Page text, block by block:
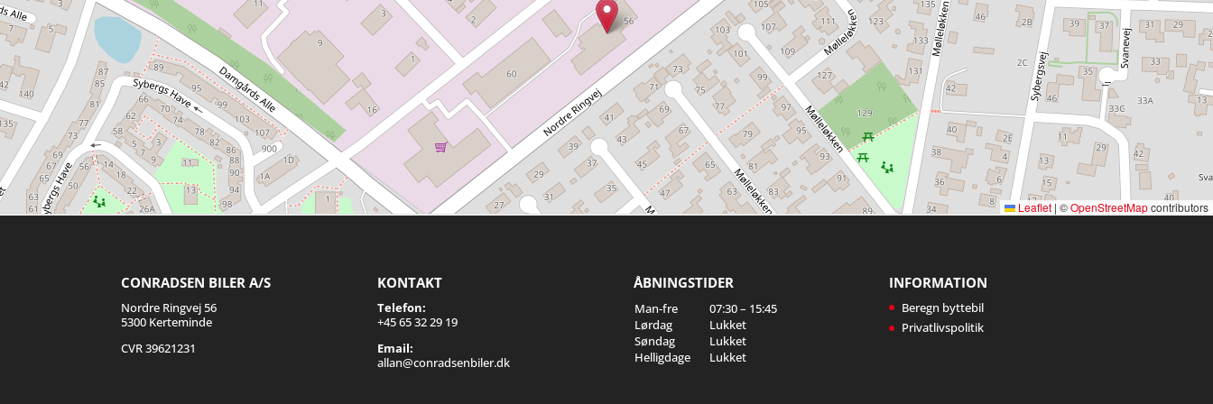
Leaflet | ©OpenStreetMapcontributors
CONRADSEN BILER A/S
Nordre Ringvej 56
5300 Kerteminde
CVR 39621231
KONTAKT
Telefon:
+45 65 32 29 19
Email:
allan@conradsenbiler.dk
ÅBNINGSTIDER
Man-fre
07:30 – 15:45
Lørdag
Lukket
Søndag
Lukket
Helligdage
Lukket
INFORMATION
Beregn byttebil
Privatlivspolitik